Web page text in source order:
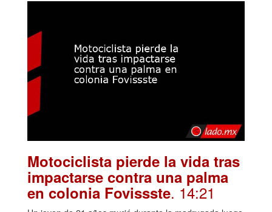
Motociclista pierde la vida tras
impactarse contra una palma
en colonia Fovissste. 14:21